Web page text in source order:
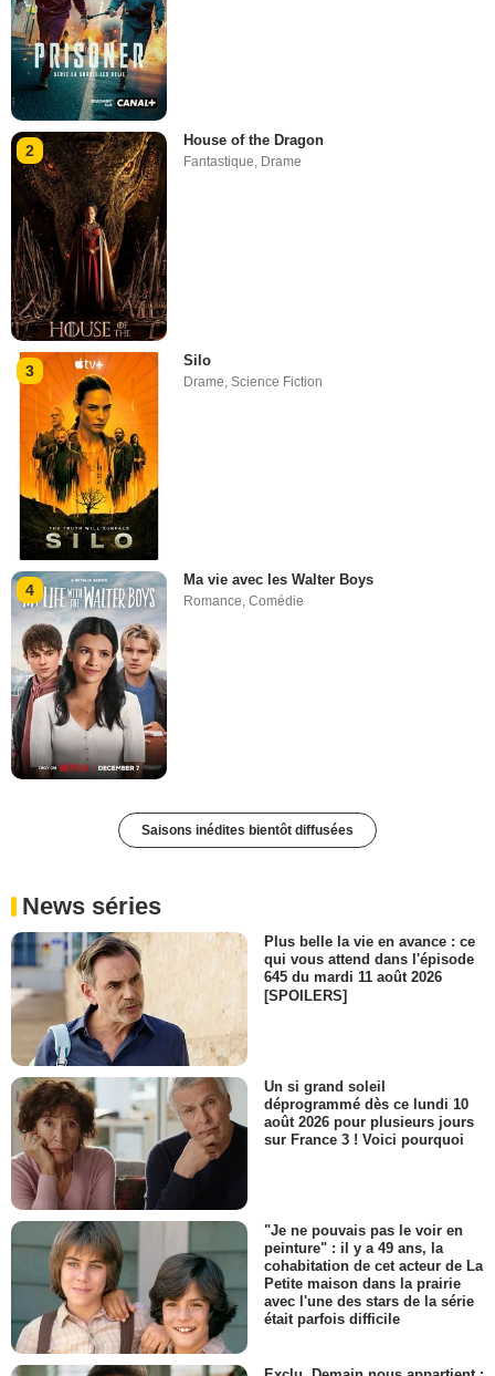
2
House of the Dragon
Fantastique, Drame
3
Silo
Drame ,Science Fiction
4
Ma vie avec les Walter Boys
Romance,Comédie
Saisons inédites bientôt diffusées
News séries
Plus belle la vie en avance : ce
qui vous attend dans l'épisode
645 du mardi 11 août 2026
[SPOILERS]
Un si grand soleil
déprogrammé dès ce lundi 10
août 2026 pour plusieurs jours
sur France 3 ! Voici pourquoi
"Je ne pouvais pas le voir en
peinture" : il y a 49 ans, la
cohabitation de cet acteur de La
Petite maison dans la prairie
avec l'une des stars de la série
était parfois difficile